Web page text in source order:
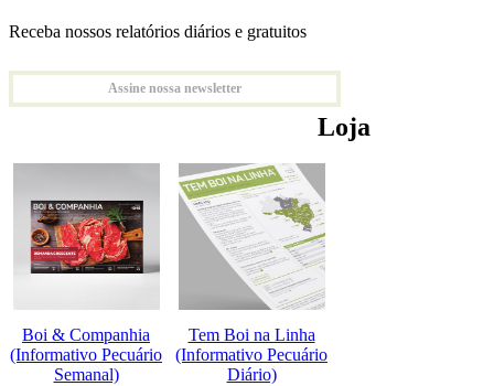
Receba nossos relatórios diários e gratuitos
Assine nossa newsletter
Loja
Boi & Companhia
(Informativo Pecuário
Semanal)
Tem Boi na Linha
(Informativo Pecuário
Diário)